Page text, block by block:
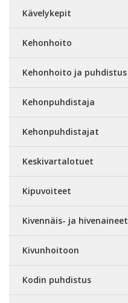
Kävelykepit
Kehonhoito
Kehonhoito ja puhdistus
Kehonpuhdistaja
Kehonpuhdistajat
Keskivartalotuet
Kipuvoiteet
Kivennäis- ja hivenaineet
Kivunhoitoon
Kodin puhdistus